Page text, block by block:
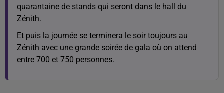
quarantaine de stands qui seront dans le hall du
Zénith.
Et puis la journée se terminera le soir toujours au
Zénith avec une grande soirée de gala où on attend
entre 700 et 750 personnes.